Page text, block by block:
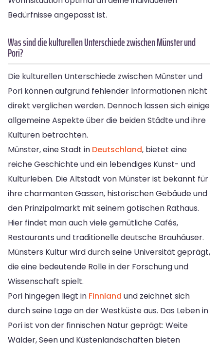
Bedürfnisse angepasst ist.
Was sind die kulturellen Unterschiede zwischen Münster und
Pori?
Die kulturellen Unterschiede zwischen Münster und
Pori können aufgrund fehlender Informationen nicht
direkt verglichen werden. Dennoch lassen sich einige
allgemeine Aspekte über die beiden Städte und ihre
Kulturen betrachten.
Münster, eine Stadt in Deutschland, bietet eine
reiche Geschichte und ein lebendiges Kunst- und
Kulturleben. Die Altstadt von Münster ist bekannt für
ihre charmanten Gassen, historischen Gebäude und
den Prinzipalmarkt mit seinem gotischen Rathaus.
Hier findet man auch viele gemütliche Cafés,
Restaurants und traditionelle deutsche Brauhäuser.
Münsters Kultur wird durch seine Universität geprägt,
die eine bedeutende Rolle in der Forschung und
Wissenschaft spielt.
Pori hingegen liegt in Finnland und zeichnet sich
durch seine Lage an der Westküste aus. Das Leben in
Pori ist von der finnischen Natur geprägt: Weite
Wälder, Seen und Küstenlandschaften bieten